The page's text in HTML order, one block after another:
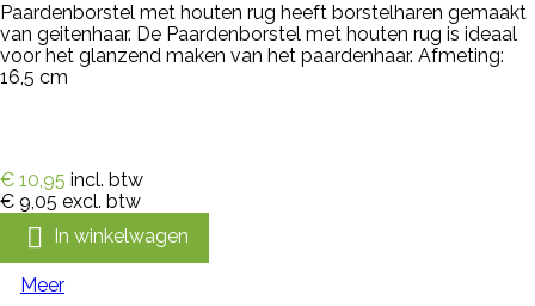
Paardenborstel met houten rug heeft borstelharen gemaakt
van geitenhaar. De Paardenborstel met houten rug is ideaal
voor het glanzend maken van het paardenhaar. Afmeting:
16,5 cm
€ 10,95 incl. btw
€ 9,05 excl. btw
 In winkelwagen
Meer